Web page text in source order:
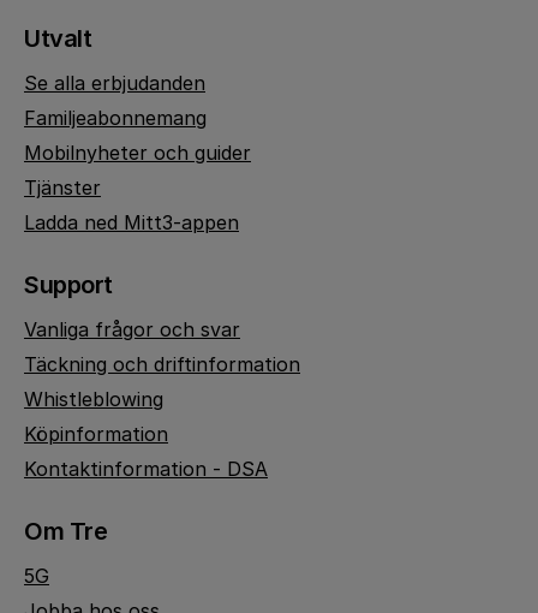
Utvalt
Se alla erbjudanden
Familjeabonnemang
Mobilnyheter och guider
Tjänster
Ladda ned Mitt3-appen
Support
Vanliga frågor och svar
Täckning och driftinformation
Whistleblowing
Köpinformation
Kontaktinformation - DSA
Om Tre
5G